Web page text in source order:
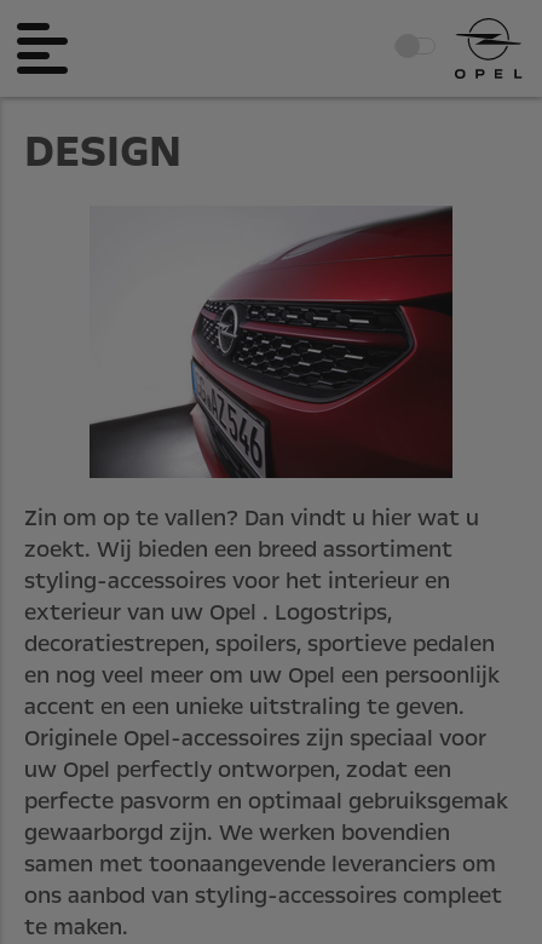
DESIGN
Zin om op te vallen? Dan vindt u hier wat u
zoekt. Wij bieden een breed assortiment
styling-accessoires voor het interieur en
exterieur van uw Opel . Logostrips,
decoratiestrepen, spoilers, sportieve pedalen
en nog veel meer om uw Opel een persoonlijk
accent en een unieke uitstraling te geven.
Originele Opel-accessoires zijn speciaal voor
uw Opel perfectly ontworpen, zodat een
perfecte pasvorm en optimaal gebruiksgemak
gewaarborgd zijn. We werken bovendien
samen met toonaangevende leveranciers om
ons aanbod van styling-accessoires compleet
te maken.